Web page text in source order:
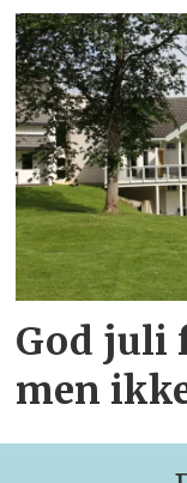
God juli
men